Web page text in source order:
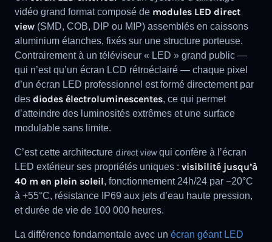
vidéo grand format composé de modules LED direct
view (SMD, COB, DIP ou MIP) assemblés en caissons
aluminium étanches, fixés sur une structure porteuse.
Contrairement à un téléviseur « LED » grand public —
qui n’est qu’un écran LCD rétroéclairé — chaque pixel
d’un écran LED professionnel est formé directement par
des diodes électroluminescentes, ce qui permet
d’atteindre des luminosités extrêmes et une surface
modulable sans limite.
C’est cette architecture direct viewqui confère à l’écran
LED extérieur ses propriétés uniques : visibilité jusqu’à
40 m en plein soleil, fonctionnement 24h/24 par −20°C
à +55°C, résistance IP69 aux jets d’eau haute pression,
et durée de vie de 100 000 heures.
La différence fondamentale avec un écran géant LED